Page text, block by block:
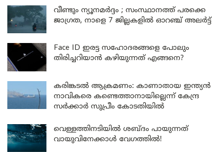
വീണ്ടും ന്യൂനമർദ്ദം ; സംസ്ഥാനത്ത് പരക്കെ
ജാഗ്രത, നാളെ 7 ജില്ലകളിൽ ഓറഞ്ച് അലർട്ട്
Face ID ഇരട്ട സഹോദരങ്ങളെ പോലും
തിരിച്ചറിയാൻ കഴിയുന്നത് എങ്ങനെ?
കരിങ്കടൽ ആക്രമണം: കാണാതായ ഇന്ത്യൻ
നാവികരെ കണ്ടെത്താനായില്ലെന്ന് കേന്ദ്ര
സർക്കാർ സുപ്രീം കോടതിയിൽ
വെള്ളത്തിനടിയിൽ ശബ്ദം പായുന്നത്
വായുവിനേക്കാൾ വേഗത്തിൽ!